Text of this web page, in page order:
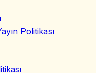
Politikası